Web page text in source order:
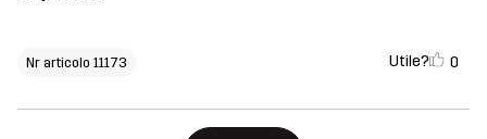
Nr articolo 11173 Utile? 0